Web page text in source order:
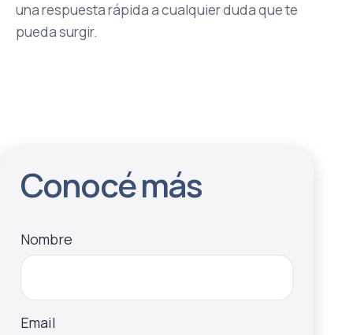
una respuesta rápida a cualquier duda que te
pueda surgir.
Conocé más
Nombre
Email